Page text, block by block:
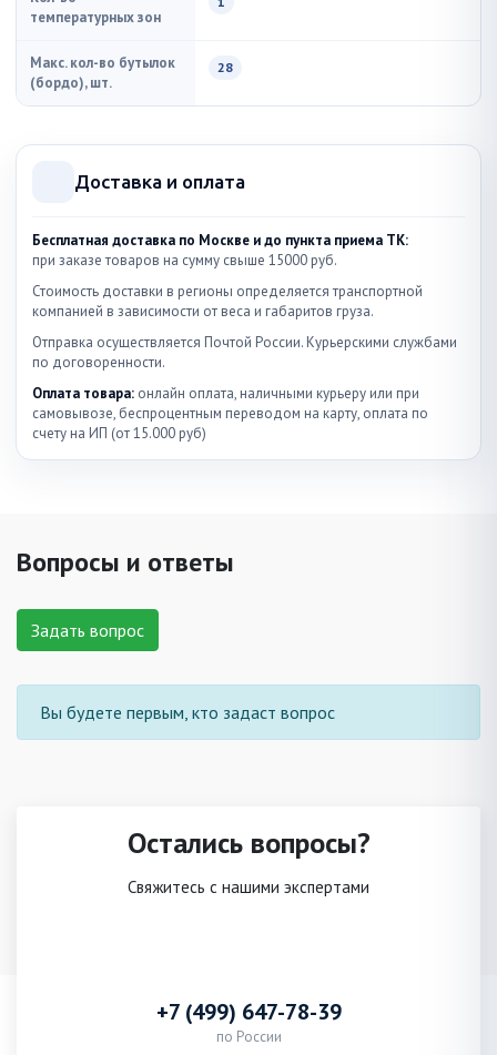
температурных зон
Макс. кол-во бутылок
(бордо), шт.
28
Доставка и оплата
Бесплатная доставка по Москве и до пункта приема ТК:
при заказе товаров на сумму свыше 15000 руб.
Стоимость доставки в регионы определяется транспортной
компанией в зависимости от веса и габаритов груза.
Отправка осуществляется Почтой России. Курьерскими службами
по договоренности.
Оплата товара: онлайн оплата, наличными курьеру или при
самовывозе, беспроцентным переводом на карту, оплата по
счету на ИП (от 15.000 руб)
Вопросы и ответы
Задать вопрос
Вы будете первым, кто задаст вопрос
Остались вопросы?
Свяжитесь с нашими экспертами
+7 (499) 647-78-39
по России